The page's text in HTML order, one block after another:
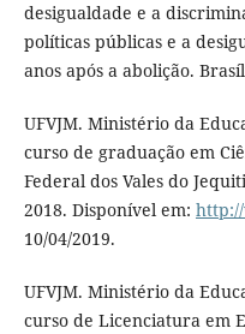
desigualdade e a
políticas públicas e a
anos após a abolição.
UFVJM. Ministério da
curso de graduação em
Federal dos Vales do
2018. Disponível em:
10/04/2019.
UFVJM. Ministério da
curso de Licenciatura em